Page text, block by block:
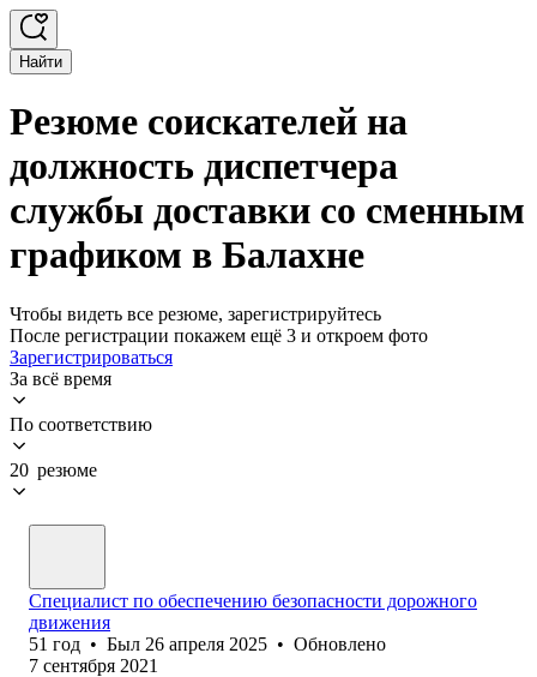
Найти
Резюме соискателей на
должность диспетчера
службы доставки со сменным
графиком в Балахне
Чтобы видеть все резюме, зарегистрируйтесь
После регистрации покажем ещё 3 и откроем фото
Зарегистрироваться
За всё время
По соответствию
20 резюме
Специалист по обеспечению безопасности дорожного
движения
51 год • Был 26 апреля 2025 • Обновлено
7 сентября 2021